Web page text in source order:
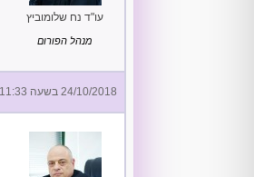
עו"ד נח שלומוביץ
מנהל הפורום
24/10/2018 בשעה 11:33